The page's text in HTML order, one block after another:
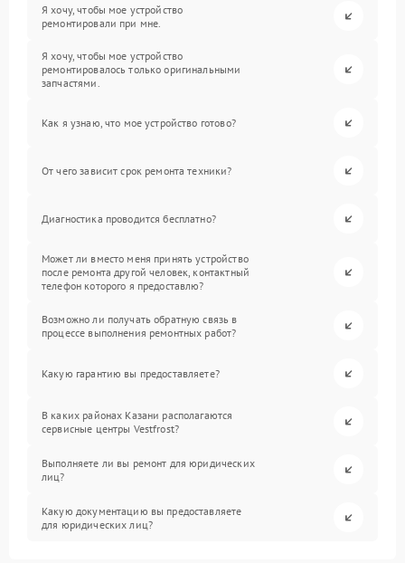
Я хочу, чтобы мое устройство
ремонтировали при мне.
Я хочу, чтобы мое устройство
ремонтировалось только оригинальными
запчастями.
Как я узнаю, что мое устройство готово?
От чего зависит срок ремонта техники?
Диагностика проводится бесплатно?
Может ли вместо меня принять устройство
после ремонта другой человек, контактный
телефон которого я предоставлю?
Возможно ли получать обратную связь в
процессе выполнения ремонтных работ?
Какую гарантию вы предоставляете?
В каких районах Казани располагаются
сервисные центры Vestfrost?
Выполняете ли вы ремонт для юридических
лиц?
Какую документацию вы предоставляете
для юридических лиц?